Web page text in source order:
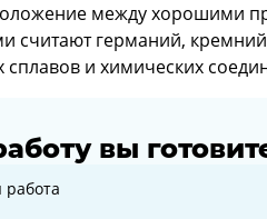
между хорошими
считают германий,
сплавов и химических
вы
готовите?
работа